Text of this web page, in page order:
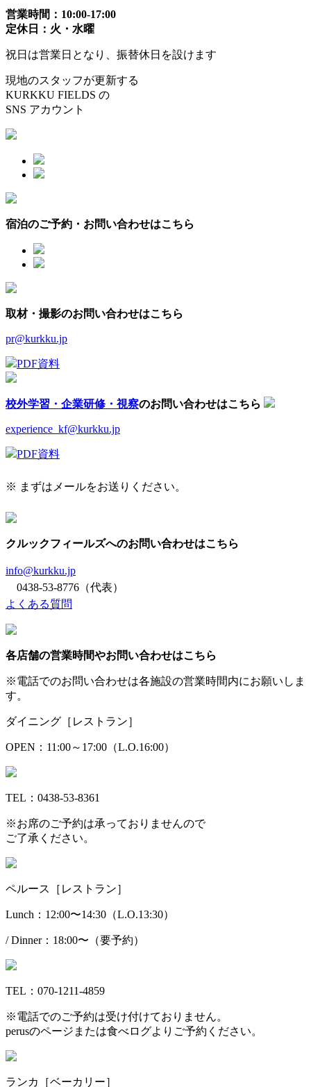
営業時間：10:00-17:00
定休日：火・水曜
祝日は営業日となり、振替休日を設けます
現地のスタッフが更新する
KURKKU FIELDS の
SNS アカウント
宿泊のご予約・お問い合わせはこちら
取材・撮影のお問い合わせはこちら
pr@kurkku.jp
PDF資料
校外学習・企業研修・視察のお問い合わせはこちら
experience_kf@kurkku.jp
PDF資料
※ まずはメールをお送りください。
クルックフィールズへのお問い合わせはこちら
info@kurkku.jp
0438-53-8776（代表）
よくある質問
各店舗の営業時間やお問い合わせはこちら
※電話でのお問い合わせは各施設の営業時間内にお願いしま
す。
ダイニング［レストラン］
OPEN：11:00～17:00（L.O.16:00）
TEL：0438-53-8361
※お席のご予約は承っておりませんので
ご了承ください。
ペルース［レストラン］
Lunch：12:00〜14:30（L.O.13:30）
/ Dinner：18:00〜（要予約）
TEL：070-1211-4859
※電話でのご予約は受け付けておりません。
perusのページまたは食べログよりご予約ください。
ランカ［ベーカリー］